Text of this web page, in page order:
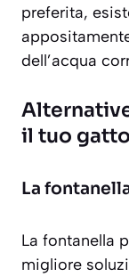
preferita,
dell’acqua
il tuo gatto
La
La fontanella
migliore